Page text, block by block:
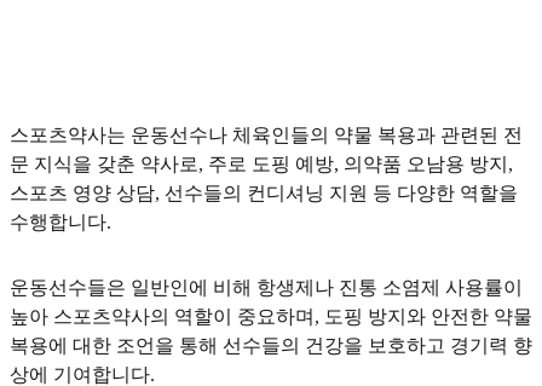
스포츠약사는 운동선수나 체육인들의 약물 복용과 관련된 전
문 지식을 갖춘 약사로, 주로 도핑 예방, 의약품 오남용 방지,
스포츠 영양 상담, 선수들의 컨디셔닝 지원 등 다양한 역할을
수행합니다.
운동선수들은 일반인에 비해 항생제나 진통 소염제 사용률이
높아 스포츠약사의 역할이 중요하며, 도핑 방지와 안전한 약물
복용에 대한 조언을 통해 선수들의 건강을 보호하고 경기력 향
상에 기여합니다.